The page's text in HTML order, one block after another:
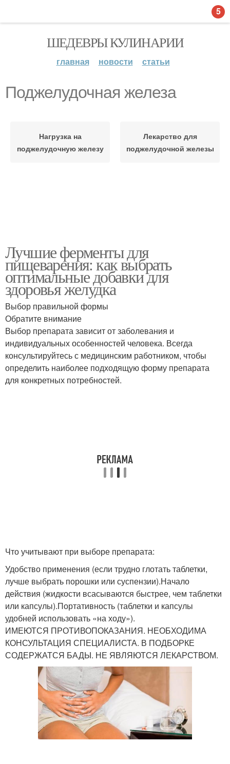
ШЕДЕВРЫ КУЛИНАРИИ
главная новости статьи
Поджелудочная железа
Нагрузка на
поджелудочную железу
Лекарство для
поджелудочной железы
Лучшие ферменты для
пищеварения: как выбрать
оптимальные добавки для
здоровья желудка
Выбор правильной формы
Обратите внимание
Выбор препарата зависит от заболевания и
индивидуальных особенностей человека. Всегда
консультируйтесь с медицинским работником, чтобы
определить наиболее подходящую форму препарата
для конкретных потребностей.
Что учитывают при выборе препарата:
Удобство применения (если трудно глотать таблетки,
лучше выбрать порошки или суспензии).Начало
действия (жидкости всасываются быстрее, чем таблетки
или капсулы).Портативность (таблетки и капсулы
удобней использовать «на ходу»).
ИМЕЮТСЯ ПРОТИВОПОКАЗАНИЯ. НЕОБХОДИМА
КОНСУЛЬТАЦИЯ СПЕЦИАЛИСТА. В ПОДБОРКЕ
СОДЕРЖАТСЯ БАДЫ. НЕ ЯВЛЯЮТСЯ ЛЕКАРСТВОМ.
5